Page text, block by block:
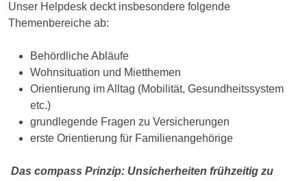
Unser Helpdesk deckt insbesondere folgende
Themenbereiche ab:
Behördliche Abläufe
Wohnsituation und Mietthemen
Orientierung im Alltag (Mobilität, Gesundheitssystem
etc.)
grundlegende Fragen zu Versicherungen
erste Orientierung für Familienangehörige
Das compass Prinzip: Unsicherheiten frühzeitig zu